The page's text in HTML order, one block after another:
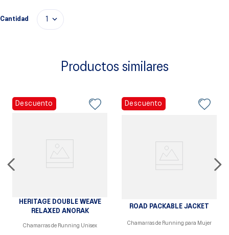
Cantidad 1
Productos similares
Descuento
HERITAGE DOUBLE WEAVE
RELAXED ANORAK
Chamarras de Running Unisex
Descuento
ROAD PACKABLE JACKET
Chamarras de Running para Mujer